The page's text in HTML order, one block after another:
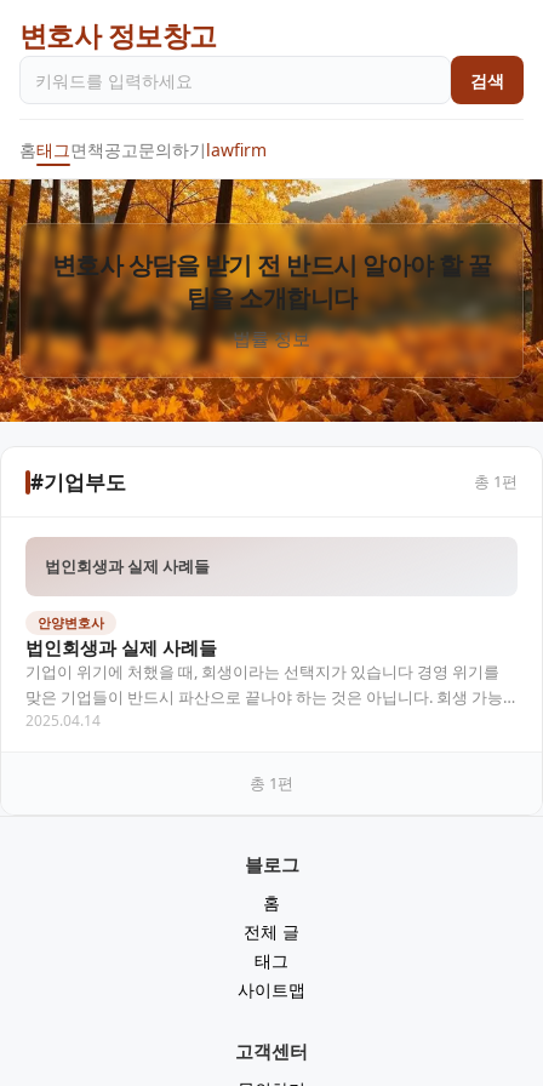
변호사 정보창고
검색
홈태그면책공고문의하기lawfirm
변호사 상담을 받기 전 반드시 알아야 할 꿀
팁을 소개합니다
법률 정보
#기업부도 총 1편
법인회생과 실제 사례들
안양변호사
법인회생과 실제 사례들
기업이 위기에 처했을 때, 회생이라는 선택지가 있습니다 경영 위기를
맞은 기업들이 반드시 파산으로 끝나야 하는 것은 아닙니다. 회생 가능
성이 있는 법인이라면 ‘법인회생’ 절차를 통…
2025.04.14
총 1편
블로그
홈
전체 글
태그
사이트맵
고객센터